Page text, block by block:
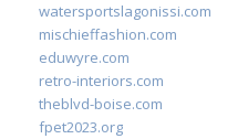
watersportslagonissi.com
mischieffashion.com
eduwyre.com
retro-interiors.com
theblvd-boise.com
fpet2023.org